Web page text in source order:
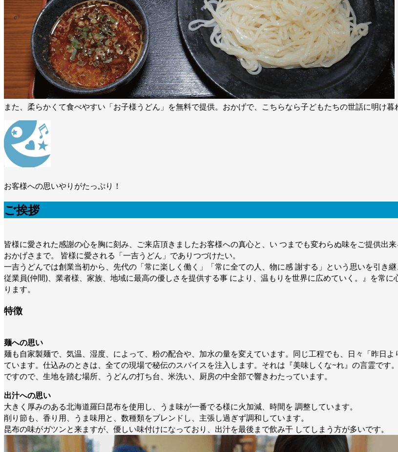
また、柔らかくて食べやすい「お子様うどん」を無料で提供。おかげで、こちらなら子どもたちの世話に明け暮
お客様への思いやりがたっぷり！
ご挨拶
皆様に愛された感謝の心を胸に刻み、ご来店頂きましたお客様への真心と、い つまでも変わらぬ味をご提供出来
おかげさまで。 皆様に愛される「一吉うどん」でありつづけたい。
一吉うどんでは創業当初から、先代の「常に楽しく働く」「常に全ての人、物に感 謝する」という思いを引き
従業員(仲間)、業者様、家族、地域に最高の優しさを提供する事 により、温もりを世界に広めていく。』を常
ります。
特徴
麺への思い
麺も自家製麺で、気温、湿度、によって、粉の配合や、加水の量を変えています。同じ工程でも、日々「昨日
ています。仕込みのときは、全ての現場で秘伝のスパイスを注入します。それは『美味しくな~れ』の言霊です。
ですので、生地を踏む場所、うどんの打ち台、米洗い、厨房の中全部で響きわたっています。
出汁への思い
大きく厚みのある北海道羅臼昆布を使用し、うま味が一番でる様に火加減、時間を 調整しています。
削り節も、香り用、うま味用と、数種類をブレンドし、主張し過ぎず調和しています。
昆布の味がガツンと来ますが、優しい味付けになっており、出汁を最後まで飲み干 してしまう方が多いです。